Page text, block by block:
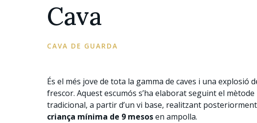
Cava
CAVA DE GUARDA
És el més jove de tota la gamma de caves i una explosió
frescor. Aquest escumós s’ha elaborat seguint el mètode
tradicional, a partir d’un vi base, realitzant
criança mínima de 9 mesosen ampolla.